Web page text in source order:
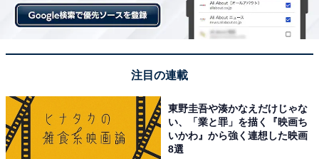
注目の連載
東野圭吾や湊かなえだけじゃな
い、「業と罪」を描く『映画ち
いかわ』から強く連想した映画
8選